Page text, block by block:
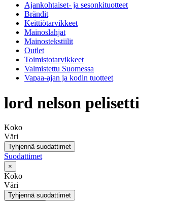
Ajankohtaiset- ja sesonkituotteet
Brändit
Keittiötarvikkeet
Mainoslahjat
Mainostekstiilit
Outlet
Toimistotarvikkeet
Valmistettu Suomessa
Vapaa-ajan ja kodin tuotteet
lord nelson pelisetti
Koko
Väri
Tyhjennä suodattimet
Suodattimet
×
Koko
Väri
Tyhjennä suodattimet